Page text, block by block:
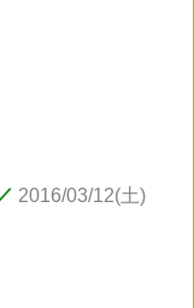
2016/03/12(土)